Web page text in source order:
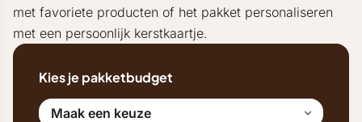
met favoriete producten of het pakket personaliseren
met een persoonlijk kerstkaartje.
Kies je pakketbudget
Maak een keuze